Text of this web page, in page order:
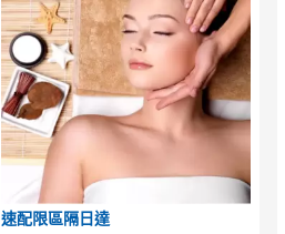
速配限區隔日達